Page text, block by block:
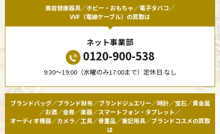
美容健康器具／ホビー・おもちゃ／電子タバコ／
VVF（電線ケーブル）の買取は
ネット事業部
0120-900-538
9:30〜19:00（水曜のみ17:00まで）定休日 なし
ブランドバッグ／ブランド財布／ブランドジュエリー／時計／宝石／貴金属
／お酒／金券／楽器／スマートフォン・タブレット／
オーディオ機器／カメラ／工具／骨董品／筆記用具／ブランドコスメの買取
は